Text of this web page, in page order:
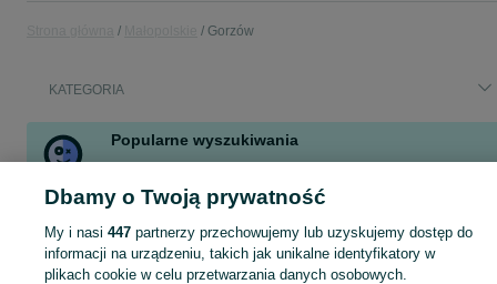
Gorzów
KATEGORIA
Popularne wyszukiwania
skrzynia punto skrzynia biegów punto
Zobacz Więcej
Dbamy o Twoją prywatność
My i nasi 447partnerzy przechowujemy lub uzyskujemy dostęp do
informacji na urządzeniu, takich jak unikalne identyfikatory w
plikach cookie w celu przetwarzania danych osobowych.